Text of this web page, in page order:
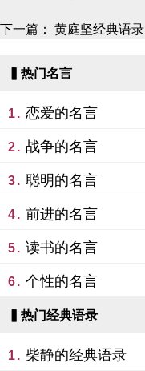
下一篇： 黄庭坚经典语录
▍热门名言
1. 恋爱的名言
2. 战争的名言
3. 聪明的名言
4. 前进的名言
5. 读书的名言
6. 个性的名言
▍热门经典语录
1. 柴静的经典语录